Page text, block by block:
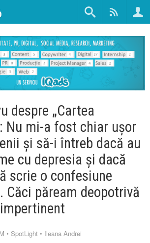
despre „Cartea
Nu mi-a fost chiar ușor
și să-i întreb dacă au
cu depresia și dacă
scrie o confesiune
Căci păream deopotrivă
• SpotLight • Ileana Andrei